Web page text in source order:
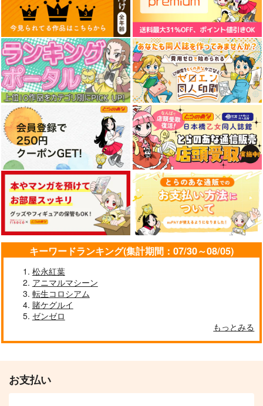
コミケ童話の裏話総集
編4
おのでら総本舗
1,540円（税込）
オリジナル
サンプル
カート
FETISH ACADEMY
ロイヤルマウンテン
770円（税込）
オリジナル
青山 澄香
白峰 莉花
メレ・レタナグア
サンプル
カート
黒白のアヴェスター 2
神座万象・第十四機
関
専売 2,178円（税込）
オリジナル
サンプル
カート
黒白のアヴェスター 1
関
専売 2,178円（税込）
オリジナル
サンプル
なぐもカレー部
サンプル
≫【B5アクリルボー
ド】艶娘幻夢譚
T2 ART WORKS
サンプル
キーワードランキング(集計期間：07/30～08/05)
松永紅葉
アニマルマシーン
転生コロシアム
賭ケグルイ
ゼンゼロ
もっとみる
お支払い